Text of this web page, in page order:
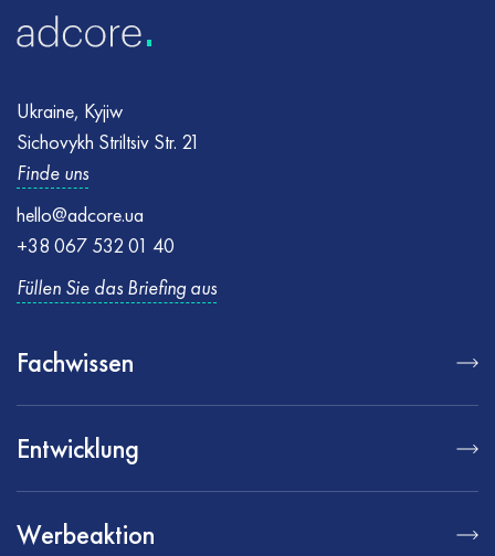
Ukraine, Kyjiw
Sichovykh Striltsiv Str. 21
Finde uns
hello@adcore.ua
+38 067 532 01 40
Füllen Sie das Briefing aus
Fachwissen
Entwicklung
Werbeaktion